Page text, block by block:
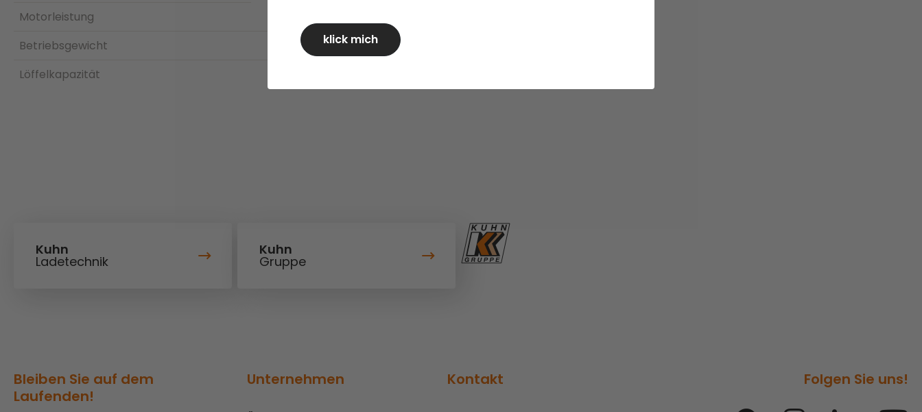
Motorleistung
Betriebsgewicht
Löffelkapazität
klick mich
Kuhn
Ladetechnik
Kuhn
Gruppe
Bleiben Sie auf dem
Laufenden!
Unternehmen Kontakt Folgen Sie uns!